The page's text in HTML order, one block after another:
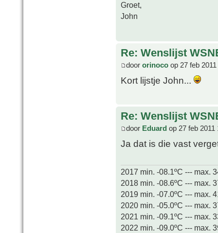
Groet,
John
Re: Wenslijst
door orinoco op 27 feb
Kort lijstje John...
Re: Wenslijst
door Eduard op 27 feb 2011
Ja dat is die vast
2017 min. -08.1ºC --- max.
2018 min. -08.6ºC --- max.
2019 min. -07.0ºC --- max.
2020 min. -05.0ºC --- max.
2021 min. -09.1ºC --- max.
2022 min. -09.0ºC --- max.